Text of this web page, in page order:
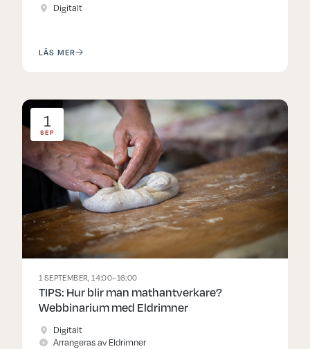
Digitalt
LÄS MER
1
SEP
1 SEPTEMBER, 14:00–16:00
TIPS: Hur blir man mathantverkare?
Webbinarium med Eldrimner
Digitalt
Arrangeras av Eldrimner